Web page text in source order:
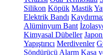
Silikon Köpük Mastik
Elektrik Bandı
Alüminyum Bant
Kimyasal Dübeller Japon
Yapıştırıcı Merdivenler
Söndürücü Alarm Kasa